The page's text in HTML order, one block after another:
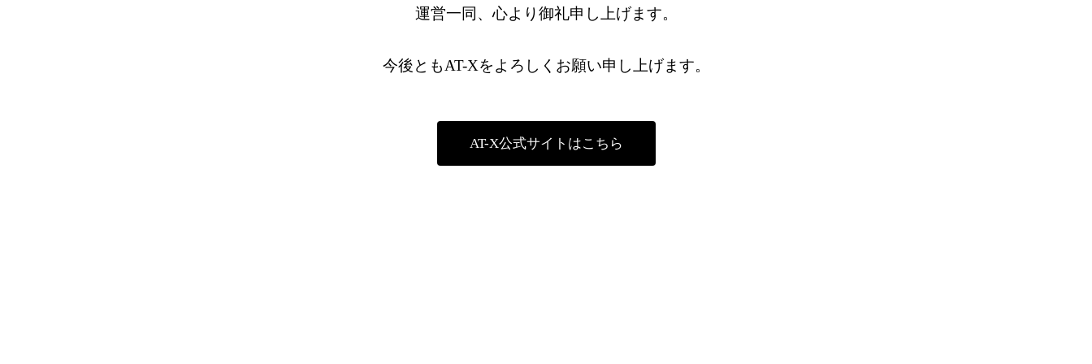
運営一同、心より御礼申し上げます。
今後ともAT-Xをよろしくお願い申し上げます。
AT-X公式サイトはこちら